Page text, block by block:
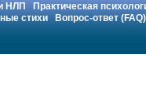
НЛП
Практическая
стихи
Вопрос-ответ (FAQ)